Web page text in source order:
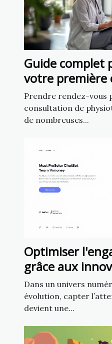
Guide complet
votre première
physiothérapie
Prendre rendez-vous
consultation de
de nombreuses...
Optimiser
grâce aux
chatbots en
Dans un univers
évolution, capter
devient une...